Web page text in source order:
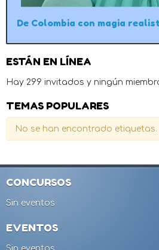
De Colombia con magia
ESTÁN EN LÍNEA
Hay 299 invitados y ningún
TEMAS POPULARES
No se han encontrado etiquetas.
CONCURSOS
Sin eventos
EVENTOS